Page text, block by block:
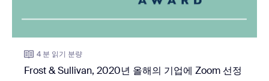
4 분 읽기 분량
Frost & Sullivan, 2020년 올해의 기업에 Zoom 선정